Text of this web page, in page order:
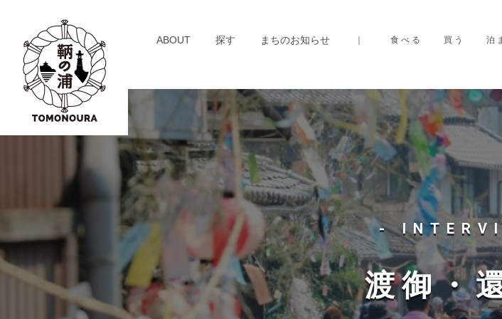
c
n
ABOUT 探す まちのお知らせ 食べる 買う 泊
Warning: Array to string conversion in /home/xs516127/visittomonoura.com/
-
渡御・